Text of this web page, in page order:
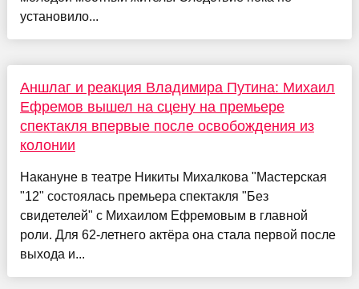
установило...
Аншлаг и реакция Владимира Путина: Михаил
Ефремов вышел на сцену на премьере
спектакля впервые после освобождения из
колонии
Накануне в театре Никиты Михалкова "Мастерская
"12" состоялась премьера спектакля "Без
свидетелей" с Михаилом Ефремовым в главной
роли. Для 62-летнего актёра она стала первой после
выхода и...